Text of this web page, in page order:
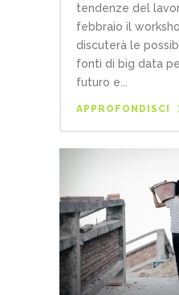
tendenze del
febbraio il
discuterà le
fonti di big data
futuro e...
APPROFONDISCI